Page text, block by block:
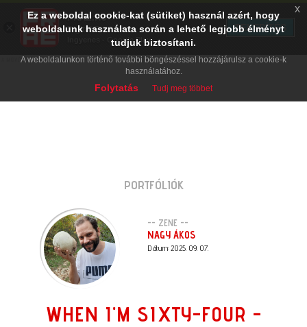
PORTFÓLIÓK
-- ZENE --
NAGY ÁKOS
Dátum: 2025. 09. 07.
WHEN I'M SIXTY-FOUR -
Ez a weboldal cookie-kat (sütiket) használ azért, hogy
weboldalunk használata során a lehető legjobb élményt
tudjuk biztosítani.
A weboldalunkon történő további böngészéssel hozzájárulsz a cookie-k
használatához.
Folytatás Tudj meg többet
x
PRAE.HU
Digital Evolution
Ingyenes - Google Play
TELEPÍTÉS